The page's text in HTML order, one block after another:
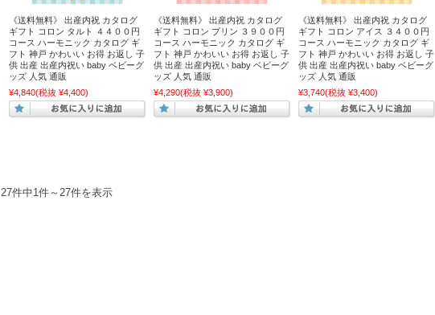
《送料無料》 出産内祝 カタログ
ギフト コロン タルト ４４００円
コース ハーモニック カタログ ギ
フト 神戸 かわいい お得 お返し 子
供 出産 出産内祝い baby ベビーグ
ッズ 人気 通販
¥4,840(税抜 ¥4,400)
《送料無料》 出産内祝 カタログ
ギフト コロン プリン ３９００円
コース ハーモニック カタログ ギ
フト 神戸 かわいい お得 お返し 子
供 出産 出産内祝い baby ベビーグ
ッズ 人気 通販
¥4,290(税抜 ¥3,900)
《送料無料》 出産内祝 カタログ
ギフト コロン アイス ３４００円
コース ハーモニック カタログ ギ
フト 神戸 かわいい お得 お返し 子
供 出産 出産内祝い baby ベビーグ
ッズ 人気 通販
¥3,740(税抜 ¥3,400)
27件中1件～27件を表示